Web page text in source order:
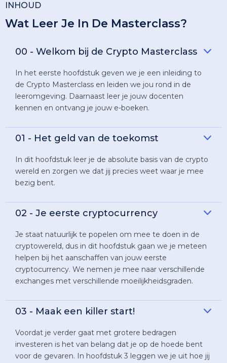
INHOUD
Wat Leer Je In De Masterclass?
00 - Welkom bij de Crypto Masterclass
In het eerste hoofdstuk geven we je een inleiding to
de Crypto Masterclass en leiden we jou rond in de
leeromgeving. Daarnaast leer je jouw docenten
kennen en ontvang je jouw e-boeken.
01 - Het geld van de toekomst
In dit hoofdstuk leer je de absolute basis van de crypto
wereld en zorgen we dat jij precies weet waar je mee
bezig bent.
02 - Je eerste cryptocurrency
Je staat natuurlijk te popelen om mee te doen in de
cryptowereld, dus in dit hoofdstuk gaan we je meteen
helpen bij het aanschaffen van jouw eerste
cryptocurrency. We nemen je mee naar verschillende
exchanges met verschillende moeilijkheidsgraden.
03 - Maak een killer start!
Voordat je verder gaat met grotere bedragen
investeren is het van belang dat je op de hoede bent
voor de gevaren. In hoofdstuk 3 leggen we je uit hoe jij